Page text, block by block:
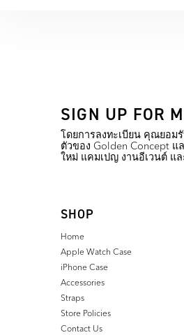
SIGN UP FOR
โดยการลงทะเบียน คุณยอม
ตัวของ Golden Concept
ใหม่ แคมเปญ งานอีเวนต์ แ
SHOP
Home
Apple Watch Case
iPhone Case
Accessories
Straps
Store Policies
Contact Us